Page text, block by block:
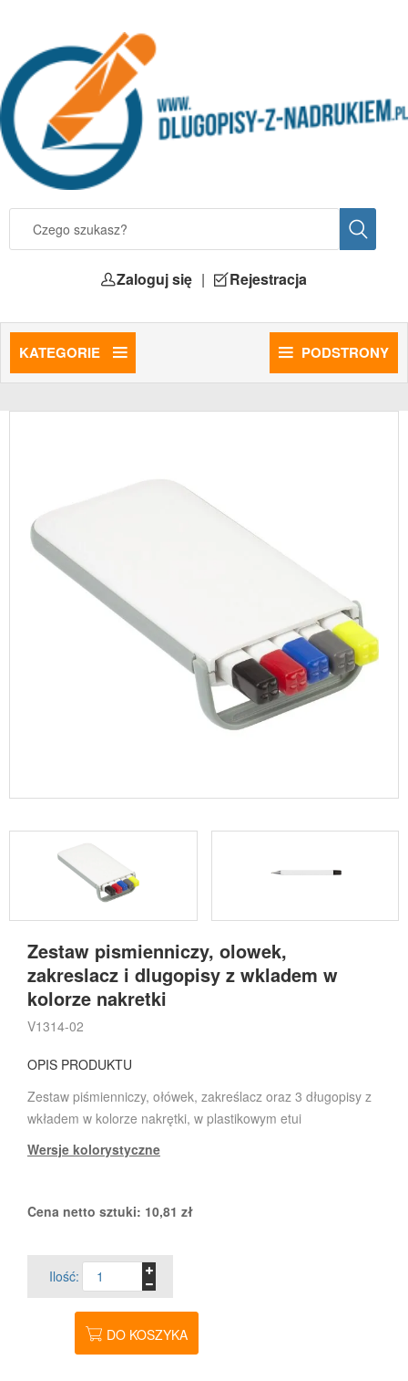
Zaloguj się | Rejestracja
KATEGORIE PODSTRONY
Zestaw pismienniczy, olowek,
zakreslacz i dlugopisy z wkladem w
kolorze nakretki
V1314-02
OPIS PRODUKTU
Zestaw piśmienniczy, ołówek, zakreślacz oraz 3 długopisy z
wkładem w kolorze nakrętki, w plastikowym etui
Wersje kolorystyczne
Cena netto sztuki: 10,81 zł
Ilość:
DO KOSZYKA